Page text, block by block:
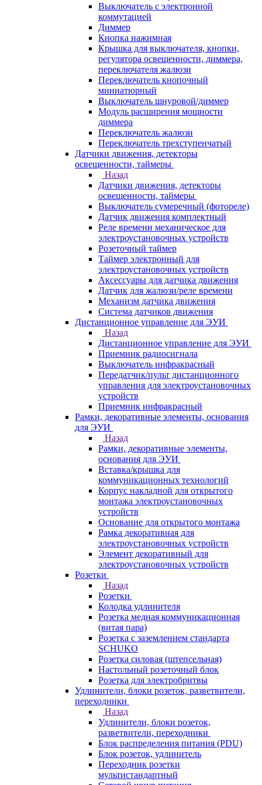
Выключатель с электронной
коммутацией
Диммер
Кнопка нажимная
Крышка для выключателя, кнопки,
регулятора освещенности, диммера,
переключателя жалюзи
Переключатель кнопочный
миниатюрный
Выключатель шнуровой/диммер
Модуль расширения мощности
диммера
Переключатель жалюзи
Переключатель трехступенчатый
Датчики движения, детекторы
освещенности, таймеры
Назад
Датчики движения, детекторы
освещенности, таймеры
Выключатель сумеречный (фотореле)
Датчик движения комплектный
Реле времени механическое для
электроустановочных устройств
Розеточный таймер
Таймер электронный для
электроустановочных устройств
Аксессуары для датчика движения
Датчик для жалюзи/реле времени
Механизм датчика движения
Система датчиков движения
Дистанционное управление для ЭУИ
Назад
Дистанционное управление для ЭУИ
Приемник радиосигнала
Выключатель инфракрасный
Передатчик/пульт дистанционного
управления для электроустановочных
устройств
Приемник инфракрасный
Рамки, декоративные элементы, основания
для ЭУИ
Назад
Рамки, декоративные элементы,
основания для ЭУИ
Вставка/крышка для
коммуникационных технологий
Корпус накладной для открытого
монтажа электроустановочных
устройств
Основание для открытого монтажа
Рамка декоративная для
электроустановочных устройств
Элемент декоративный для
электроустановочных устройств
Розетки
Назад
Розетки
Колодка удлинителя
Розетка медная коммуникационная
(витая пара)
Розетка с заземлением стандарта
SCHUKO
Розетка силовая (штепсельная)
Настольный розеточный блок
Розетка для электробритвы
Удлинители, блоки розеток, разветвители,
переходники
Назад
Удлинители, блоки розеток,
разветвители, переходники
Блок распределения питания (PDU)
Блок розеток, удлинитель
Переходник розетки
мультистандартный